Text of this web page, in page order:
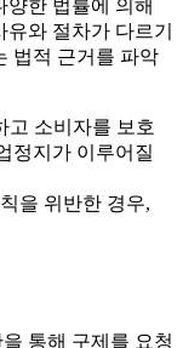
한 법률에 의해
와 절차가 다르기
법적 근거를 파악
고 소비자를 보호
정지가 이루어질
을 위반한 경우,
통해 구제를 요청